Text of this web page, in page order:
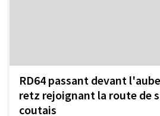
RD64 passant devant
retz rejoignant la route de
coutais